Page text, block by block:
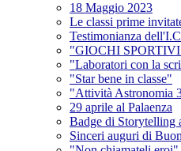
18 Maggio 2023
Le classi prime
Testimonianza
"GIOCHI
"Laboratori con la
"Star bene in classe"
"Attività Astronomia
29 aprile al Palaenza
Badge di Storytelling
Sinceri auguri di